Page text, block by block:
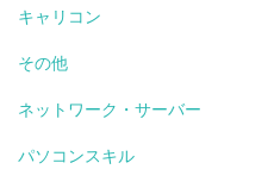
キャリコン
その他
ネットワーク・サーバー
パソコンスキル